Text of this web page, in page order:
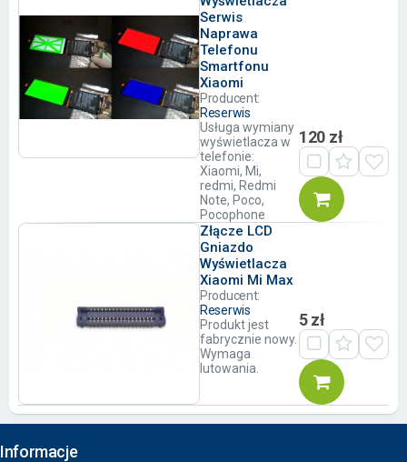
Serwis
Naprawa
Telefonu
Smartfonu
Xiaomi
Producent:
Reserwis
Usługa wymiany
wyświetlacza w
telefonie:
Xiaomi, Mi,
redmi, Redmi
Note, Poco,
Pocophone
120 zł
Złącze LCD
Gniazdo
Wyświetlacza
Xiaomi Mi Max
Producent:
Reserwis
Produkt jest
fabrycznie nowy.
Wymaga
lutowania.
5 zł
Informacje